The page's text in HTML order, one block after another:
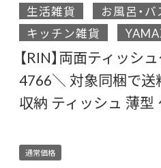
生活雑貨
お風呂・
キッチン雑貨
【RIN】両面ティッシ
4766＼ 対象同梱で送
収納 ティッシュ 薄型
通常価格